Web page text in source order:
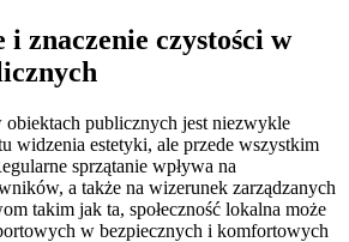
i znaczenie czystości w
publicznych jest niezwykle
widzenia estetyki, ale przede wszystkim
sprzątanie wpływa na
a także na wizerunek zarządzanych
takim jak ta, społeczność lokalna może
w bezpiecznych i komfortowych